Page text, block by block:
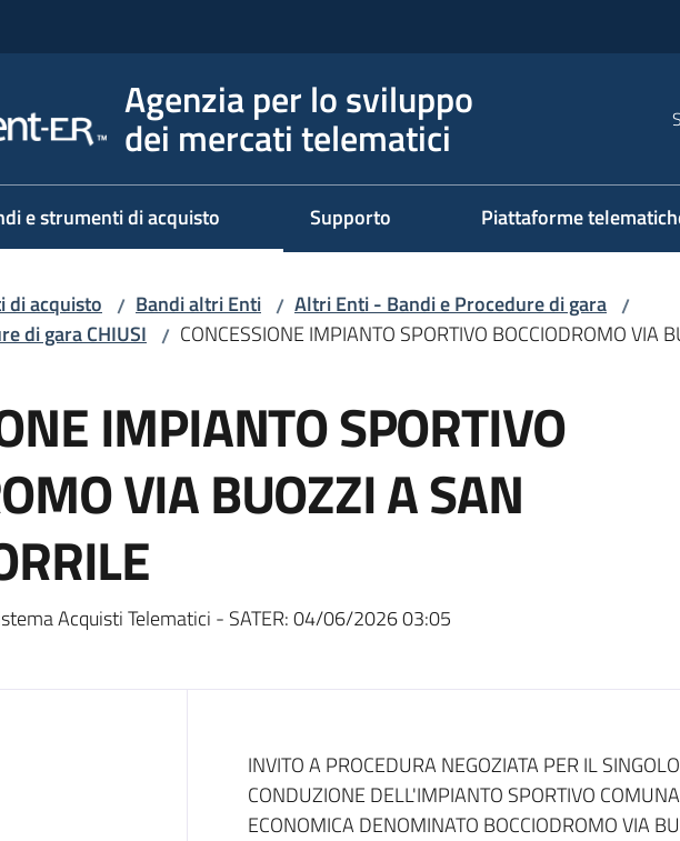
Agenzia per lo sviluppo
dei mercati telematici
e strumenti di acquisto Supporto Piattaforme
di acquisto / Bandi altri Enti / Altri Enti - Bandi e Procedure di gara /
di gara CHIUSI / CONCESSIONE IMPIANTO SPORTIVO BOCCIODROMO VIA
IMPIANTO SPORTIVO
VIA BUOZZI A SAN
Acquisti Telematici - SATER:04/06/2026 03:05
Dati del bando
INVITO A PROCEDURA NEGOZIATA PER IL
CONDUZIONE DELL'IMPIANTO SPORTIVO
ECONOMICA DENOMINATO BOCCIODROMO VIA